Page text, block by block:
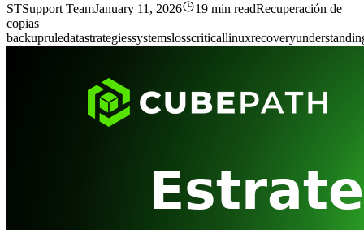
STSupport TeamJanuary 11, 2026 19 min readRecuperación de
copias
backupruledatastrategiessystemslosscriticallinuxrecovery